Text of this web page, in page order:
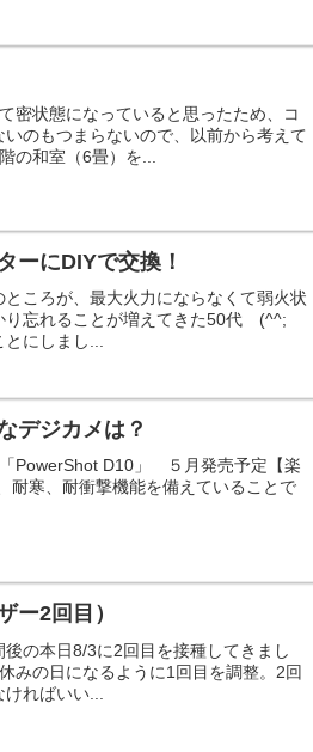
密状態になっていると思ったため、コ
のもつまらないので、以前から考えて
の和室（6畳）を...
ーにDIYで交換！
ころが、最大火力にならなくて弱火状
り忘れることが増えてきた50代 (^^;
にしまし...
デジカメは？
PowerShot D10」 ５月発売予定【楽
耐寒、耐衝撃機能を備えていることで
ー2回目）
の本日8/3に2回目を接種してきまし
みの日になるように1回目を調整。2回
ればいい...